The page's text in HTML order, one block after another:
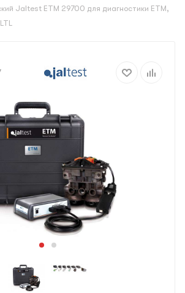
Jaltest ETM 29700 для диагностики ETM,